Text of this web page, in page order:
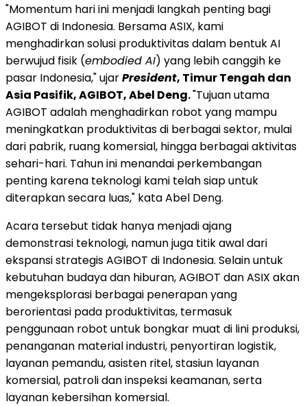
"Momentum hari ini menjadi langkah penting bagi
AGIBOT di Indonesia. Bersama ASIX, kami
menghadirkan solusi produktivitas dalam bentuk AI
berwujud fisik (embodied AI) yang lebih canggih ke
pasar Indonesia," ujarPresident, Timur Tengah dan
Asia Pasifik, AGIBOT, Abel Deng."Tujuan utama
AGIBOT adalah menghadirkan robot yang mampu
meningkatkan produktivitas di berbagai sektor, mulai
dari pabrik, ruang komersial, hingga berbagai aktivitas
sehari-hari. Tahun ini menandai perkembangan
penting karena teknologi kami telah siap untuk
diterapkan secara luas," kata Abel Deng.
Acara tersebut tidak hanya menjadi ajang
demonstrasi teknologi, namun juga titik awal dari
ekspansi strategis AGIBOT di Indonesia. Selain untuk
kebutuhan budaya dan hiburan, AGIBOT dan ASIX akan
mengeksplorasi berbagai penerapan yang
berorientasi pada produktivitas, termasuk
penggunaan robot untuk bongkar muat di lini produksi,
penanganan material industri, penyortiran logistik,
layanan pemandu, asisten ritel, stasiun layanan
komersial, patroli dan inspeksi keamanan, serta
layanan kebersihan komersial.